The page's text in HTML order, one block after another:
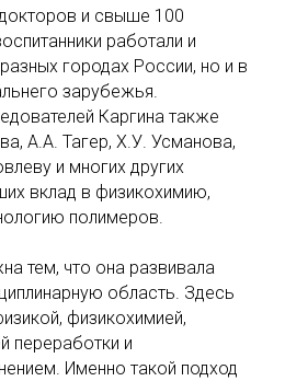
и свыше 100
работали и
городах России, но и в
зарубежья.
Каргина также
А.А. Тагер, Х.У. Усманова,
и многих других
вклад в физикохимию,
полимеров.
тем, что она развивала
область. Здесь
физикохимией,
переработки и
Именно такой подход